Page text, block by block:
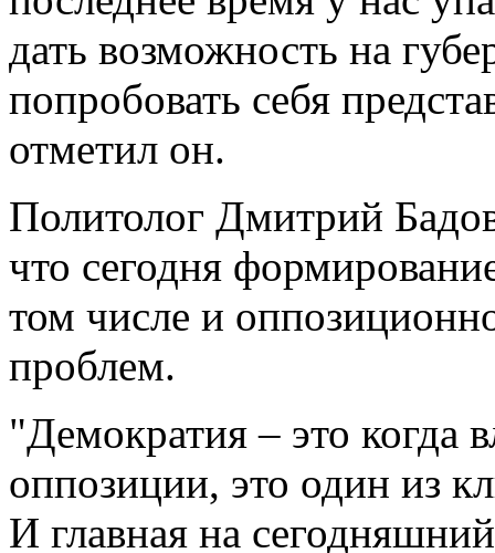
дать возможность на
попробовать себя
отметил он.
Политолог Дмитрий
что сегодня
том числе и
проблем.
"Демократия – это когда
оппозиции, это один из
И главная на